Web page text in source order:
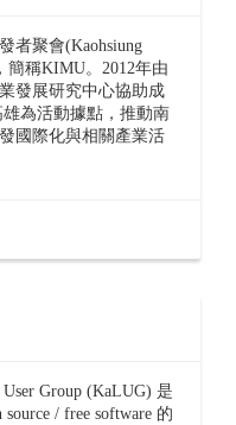
者聚會(Kaohsiung
簡稱KIMU。2012年由
發展研究中心協助成
為活動據點，推動南
國際化與相關產業活
Group (KaLUG) 是
/ free software 的